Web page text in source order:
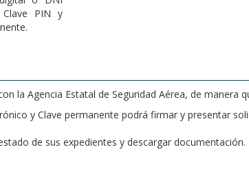
Clave PIN y
la Agencia Estatal de Seguridad Aérea, de manera
y Clave permanente podrá firmar y presentar
de sus expedientes y descargar documentación.